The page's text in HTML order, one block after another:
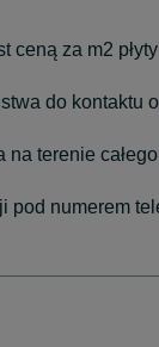
ceną za m2
do kontaktu
na terenie
pod numerem